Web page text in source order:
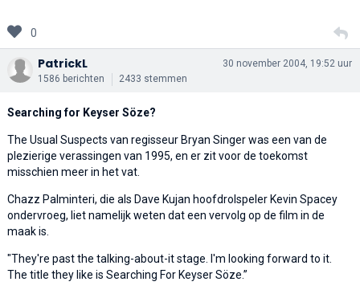
0
PatrickL
1586 berichten 2433 stemmen
30 november 2004, 19:52 uur
Searching for Keyser Söze?
The Usual Suspects van regisseur Bryan Singer was een van de
plezierige verassingen van 1995, en er zit voor de toekomst
misschien meer in het vat.
Chazz Palminteri, die als Dave Kujan hoofdrolspeler Kevin Spacey
ondervroeg, liet namelijk weten dat een vervolg op de film in de
maak is.
"They're past the talking-about-it stage. I'm looking forward to it.
The title they like is Searching For Keyser Söze.”